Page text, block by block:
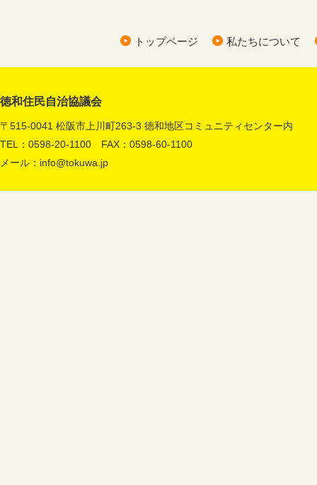
トップページ 私たちについて
徳和住民自治協議会
〒515-0041 松阪市上川町263-3 徳和地区コミュニティセンター内
TEL：0598-20-1100 FAX：0598-60-1100
メール： info@tokuwa.jp